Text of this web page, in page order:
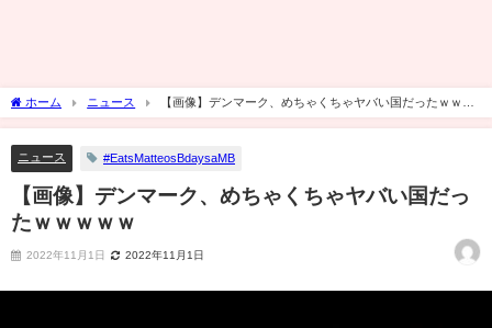
ホーム ニュース
【画像】デンマーク、めちゃくちゃヤバい国だったｗｗｗ
ｗｗ
ニュース #EatsMatteosBdaysaMB
【画像】デンマーク、めちゃくちゃヤバい国だっ
たｗｗｗｗｗ
2022年11月1日 2022年11月1日